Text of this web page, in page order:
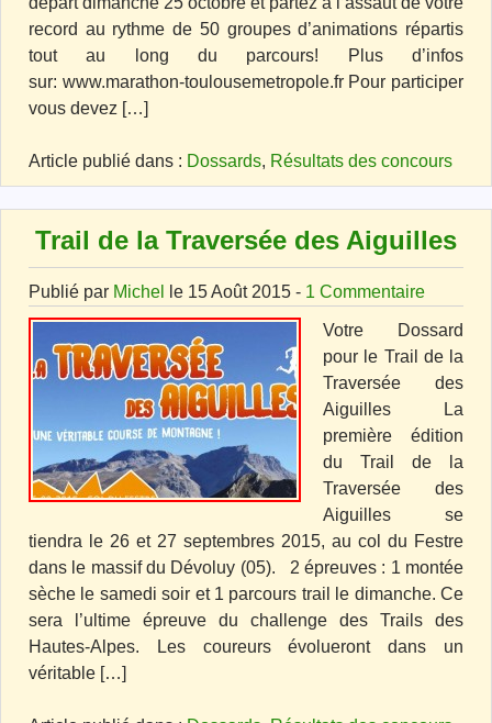
record au rythme de 50 groupes d’animations répartis
tout au long du parcours! Plus d’infos
sur: www.marathon-toulousemetropole.fr Pour participer
vous devez […]
Article publié dans : Dossards, Résultats des concours
Trail de la Traversée des Aiguilles
Publié par Michel le 15 Août 2015 - 1 Commentaire
Votre Dossard
pour le Trail de la
Traversée des
Aiguilles La
première édition
du Trail de la
Traversée des
Aiguilles se
tiendra le 26 et 27 septembres 2015, au col du Festre
dans le massif du Dévoluy (05). 2 épreuves : 1 montée
sèche le samedi soir et 1 parcours trail le dimanche. Ce
sera l’ultime épreuve du challenge des Trails des
Hautes-Alpes. Les coureurs évolueront dans un
véritable […]